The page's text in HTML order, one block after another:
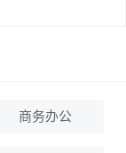
商务办公